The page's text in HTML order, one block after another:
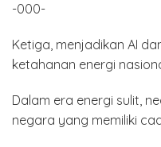
-000-
Ketiga, menjadikan AI
ketahanan energi
Dalam era energi sulit,
negara yang memiliki